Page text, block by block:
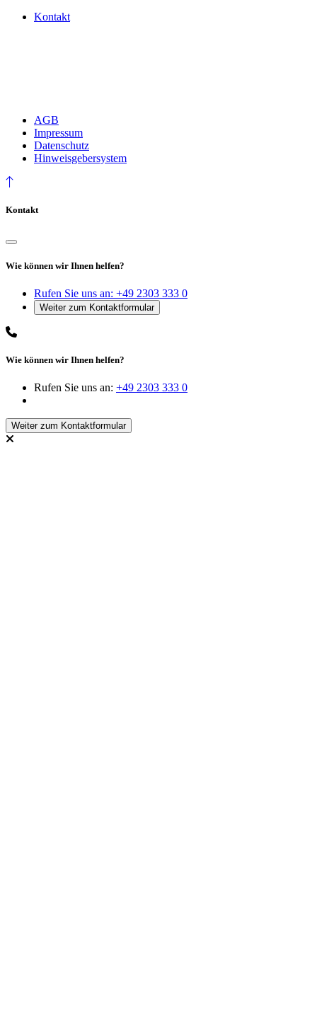
Kontakt
AGB
Impressum
Datenschutz
Hinweisgebersystem
Kontakt
Wie können wir Ihnen helfen?
Rufen Sie uns an: +49 2303 333 0
Wie können wir Ihnen helfen?
Rufen Sie uns an: +49 2303 333 0